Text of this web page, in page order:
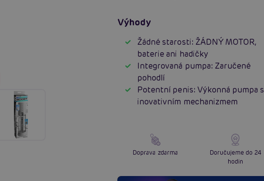
Výhody
Žádné starosti: ŽÁDNÝ MOTOR,
baterie ani hadičky
Integrovaná pumpa: Zaručené
pohodlí
Potentní penis: Výkonná pumpa s
inovativním mechanizmem
Doprava zdarma
Doručujeme do 24
hodin